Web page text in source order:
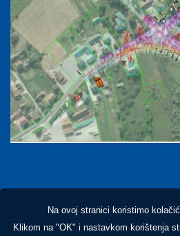
Na ovoj stranici koristimo
Klikom na "OK" i nastavkom korištenja